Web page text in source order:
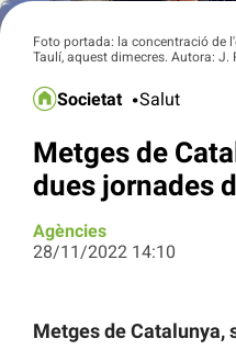
Foto portada: la concentració de
Taulí, aquest dimecres. Autora: J.
Societat Salut
Metges de
dues jornades
Agències
28/11/2022 14:10
Metges de